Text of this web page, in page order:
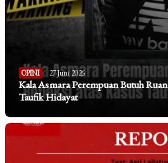
OPINI 27 Juni 2026
Kala Asmara Perempuan Butuh
Taufik Hidayat